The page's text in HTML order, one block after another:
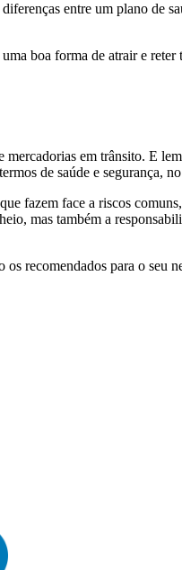
diferenças entre um plano de
boa forma de atrair e reter
em trânsito. E
de saúde e segurança,
fazem face a riscos
mas também a
recomendados para o seu